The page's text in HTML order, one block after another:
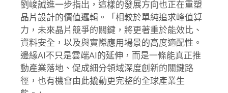
劉峻誠進一步指出， 這樣的發展方向也正在重塑
晶片設計的價值邏輯。「相較於單純追求峰值算
力，未來晶片競爭的關鍵， 將更著重於能效比、
資料安全，以及與實際應用場景的高度適配性。
邊緣AI不只是雲端AI的延伸，而是一條能真正推
動產業落地、 促成細分領域深度創新的關鍵路
徑， 也有機會由此撬動更完整的全球產業生